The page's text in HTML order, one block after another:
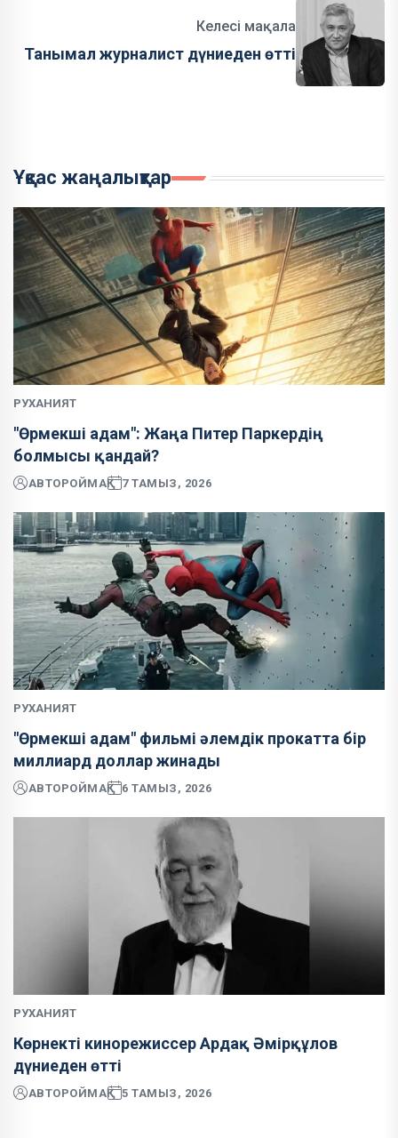
Келесі мақала
Танымал журналист дүниеден өтті
Ұқсас жаңалықтар
РУХАНИЯТ
"Өрмекші адам": Жаңа Питер Паркердің
болмысы қандай?
АВТОРОЙМАҚ 7 ТАМЫЗ, 2026
РУХАНИЯТ
"Өрмекші адам" фильмі әлемдік прокатта бір
миллиард доллар жинады
АВТОРОЙМАҚ 6 ТАМЫЗ, 2026
РУХАНИЯТ
Көрнекті кинорежиссер Ардақ Әмірқұлов
дүниеден өтті
АВТОРОЙМАҚ 5 ТАМЫЗ, 2026